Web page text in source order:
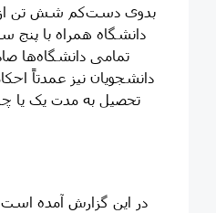
بدوی دست‌کم شش تن از
دانشگاه همراه با پنج
تمامی دانشگاه‌ها
دانشجویان نیز عمدتاً
تحصیل به مدت یک یا
در این گزارش آمده